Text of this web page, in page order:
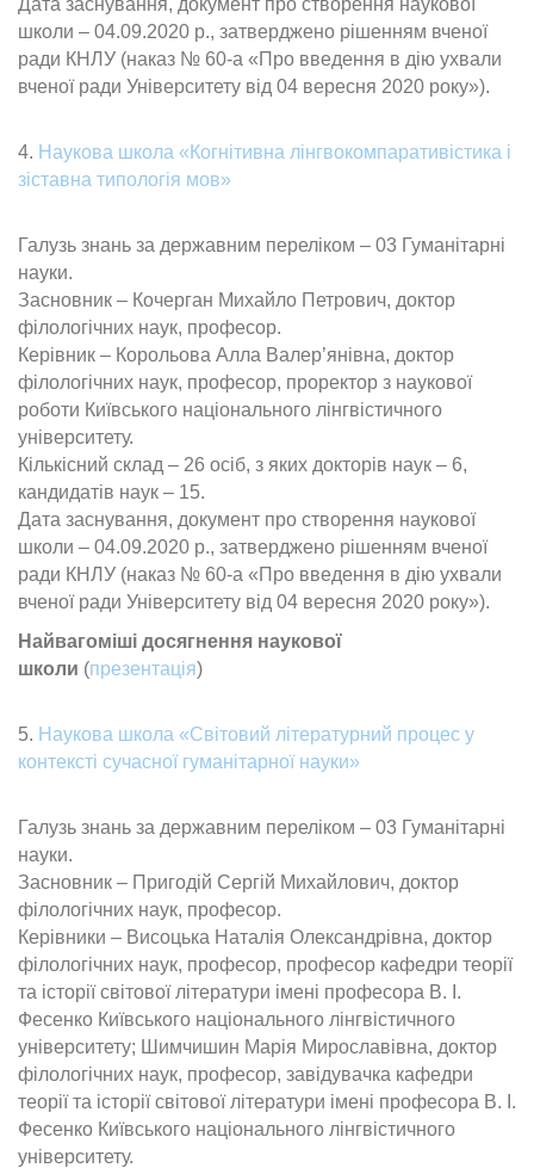
Дата заснування, документ про створення наукової
школи – 04.09.2020 р., затверджено рішенням вченої
ради КНЛУ (наказ № 60-а «Про введення в дію ухвали
вченої ради Університету від 04 вересня 2020 року»).
4. Наукова школа «Когнітивна лінгвокомпаративістика і
зіставна типологія мов»
Галузь знань за державним переліком – 03 Гуманітарні
науки.
Засновник – Кочерган Михайло Петрович, доктор
філологічних наук, професор.
Керівник – Корольова Алла Валер’янівна, доктор
філологічних наук, професор, проректор з наукової
роботи Київського національного лінгвістичного
університету.
Кількісний склад – 26 осіб, з яких докторів наук – 6,
кандидатів наук – 15.
Дата заснування, документ про створення наукової
школи – 04.09.2020 р., затверджено рішенням вченої
ради КНЛУ (наказ № 60-а «Про введення в дію ухвали
вченої ради Університету від 04 вересня 2020 року»).
Найвагоміші досягнення наукової
школи (презентація)
5. Наукова школа «Світовий літературний процес у
контексті сучасної гуманітарної науки»
Галузь знань за державним переліком – 03 Гуманітарні
науки.
Засновник – Пригодій Сергій Михайлович, доктор
філологічних наук, професор.
Керівники – Висоцька Наталія Олександрівна, доктор
філологічних наук, професор, професор кафедри теорії
та історії світової літератури імені професора В. І.
Фесенко Київського національного лінгвістичного
університету; Шимчишин Марія Мирославівна, доктор
філологічних наук, професор, завідувачка кафедри
теорії та історії світової літератури імені професора В. І.
Фесенко Київського національного лінгвістичного
університету.